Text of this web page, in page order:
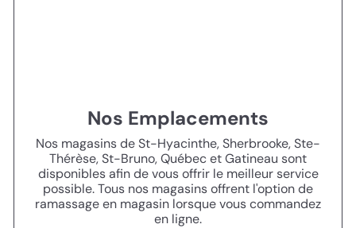
Nos Emplacements
Nos magasins de St-Hyacinthe, Sherbrooke, Ste-
Thérèse, St-Bruno, Québec et Gatineau sont
disponibles afin de vous offrir le meilleur service
possible. Tous nos magasins offrent l'option de
ramassage en magasin lorsque vous commandez
en ligne.